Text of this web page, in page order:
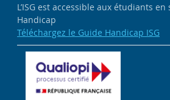
L’ISG est accessible aux étudiants
Handicap
Téléchargez le Guide Handicap ISG